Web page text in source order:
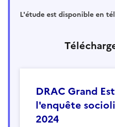
L'étude est disponible en
DRAC Grand
l'enquête
2024